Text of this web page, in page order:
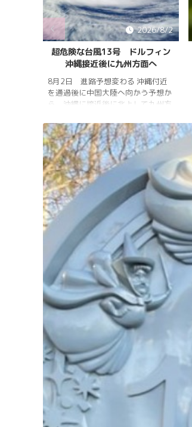
2026/8/2
超危険な台風13号 ドルフィン
沖縄接近後に九州方面へ
8月2日 進路予想変わる 沖縄付近
を通過後に中国大陸へ向かう予想か
ら、沖縄に接近後に北上して九州方
庁
ヨーロッ
パ中期予報センター 気象庁 8月
31日 6:00 8月30日 5:20 8月1日
に南鳥島近海で猛烈な勢力へ 台風
13号は、今後、海面水温が29度以
上の海域を西進する見込みで、猛烈
な勢力になる見込み。